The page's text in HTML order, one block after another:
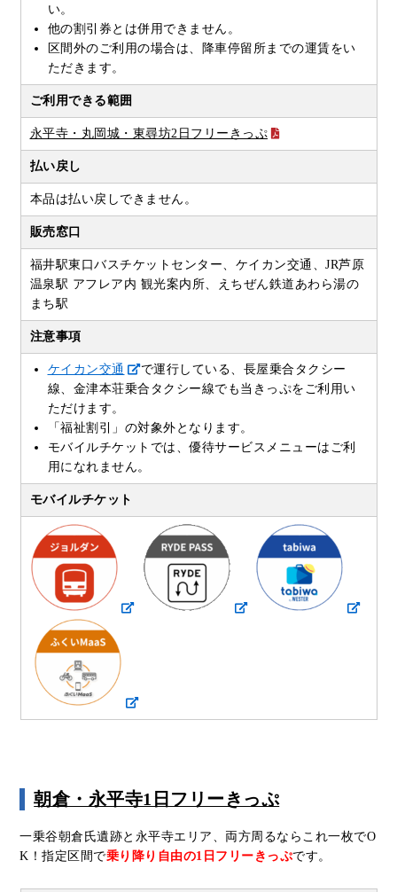
い。
他の割引券とは併用できません。
区間外のご利用の場合は、降車停留所までの運賃をい
ただきます。
ご利用できる範囲
永平寺・丸岡城・東尋坊2日フリーきっぷ
払い戻し
本品は払い戻しできません。
販売窓口
福井駅東口バスチケットセンター、ケイカン交通、JR芦原
温泉駅 アフレア内 観光案内所、えちぜん鉄道あわら湯の
まち駅
注意事項
ケイカン交通
で運行している、長屋乗合タクシー
線、金津本荘乗合タクシー線でも当きっぷをご利用い
ただけます。
「福祉割引」の対象外となります。
モバイルチケットでは、優待サービスメニューはご利
用になれません。
モバイルチケット
朝倉・永平寺1日フリーきっぷ
一乗谷朝倉氏遺跡と永平寺エリア、両方周るならこれ一枚でO
K！指定区間で乗り降り自由の1日フリーきっぷです。